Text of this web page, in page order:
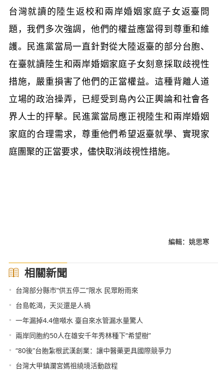
台灣就讀的陸生返校和兩岸婚姻家庭子女返臺問
題，我們多次強調，他們的權益應當得到尊重和維
護。民進黨當局一直針對從大陸返臺的部分台胞、
在臺就讀陸生和兩岸婚姻家庭子女刻意採取歧視性
措施，嚴重損害了他們的正當權益。這種背離人道
立場的政治操弄，已經受到島內公正輿論和社會各
界人士的抨擊。民進黨當局應正視陸生和兩岸婚姻
家庭的合理需求，尊重他們希望返臺就學、實現家
庭團聚的正當要求，儘快取消歧視性措施。
編輯：姚思寒
相關新聞
• 台灣部分縣市“供五停二”限水 民眾盼雨來
• 台島乾渴，天災還是人禍
• 一年漏掉4.4億噸水 臺自來水管漏水量驚人
• 兩岸同胞約50人在雄安千年秀林種下“希望樹”
• “80後”台胞紮根武漢創業：讓中醫藥更具國際競爭力
• 台灣大甲鎮瀾宮媽祖繞境活動啟程